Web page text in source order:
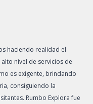
haciendo realidad el
nivel de servicios de
es exigente, brindando
consiguiendo la
Rumbo Explora fue